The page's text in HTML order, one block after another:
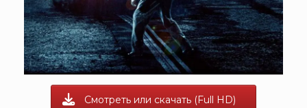
Смотреть или скачать (Full HD)